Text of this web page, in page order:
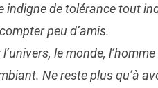
indigne de tolérance tout
peu d’amis.
le monde,
Ne reste plus qu’à